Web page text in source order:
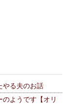
やる夫のお話
のようです【オリ